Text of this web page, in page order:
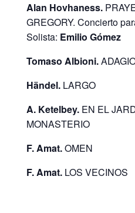
Alan Hovhaness.
GREGORY. Concierto
Solista: Emilio Gómez
Tomaso Albioni.
Händel. LARGO
A. Ketelbey. EN EL
MONASTERIO
F. Amat.OMEN
F. Amat. LOS VECINOS